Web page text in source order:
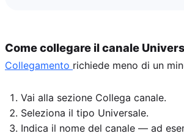
Come collegare il canale
Collegamento richiede meno di un
Vai alla sezione Collega canale.
Seleziona il tipo Universale.
Indica il nome del canale — ad